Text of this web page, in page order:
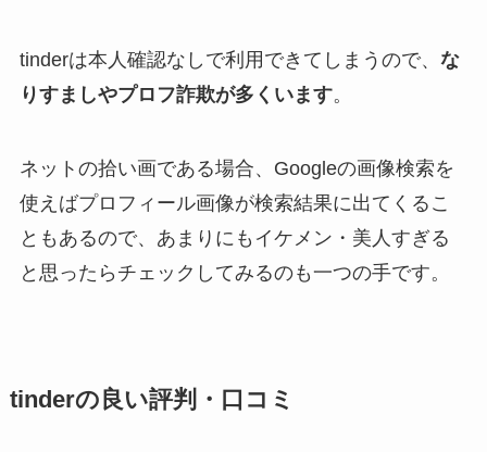
tinderは本人確認なしで利用できてしまうので、 な
りすましやプロフ詐欺が多くいます。
ネットの拾い画である場合、Googleの画像検索を
使えばプロフィール画像が検索結果に出てくるこ
ともあるので、あまりにもイケメン・美人すぎる
と思ったらチェックしてみるのも一つの手です。
tinderの良い評判・口コミ